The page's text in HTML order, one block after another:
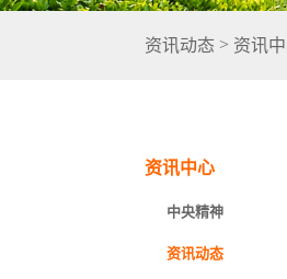
资讯动态 > 资讯
资讯中心
中央精神
资讯动态